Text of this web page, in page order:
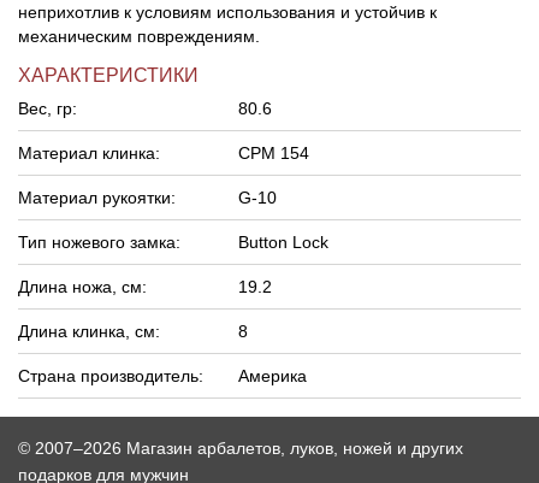
неприхотлив к условиям использования и устойчив к
механическим повреждениям.
ХАРАКТЕРИСТИКИ
Вес, гр: 80.6
Материал клинка: CPM 154
Материал рукоятки: G-10
Тип ножевого замка: Button Lock
Длина ножа, см: 19.2
Длина клинка, см: 8
Страна производитель: Америка
© 2007–2026 Магазин арбалетов, луков, ножей и других
подарков для мужчин